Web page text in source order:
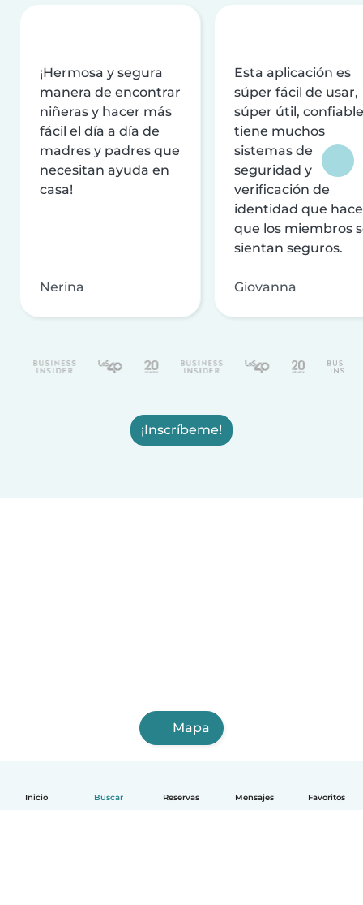
Inicio Buscar Reservas Mensajes Favoritos
¡Hermosa y segura
manera de encontrar
niñeras y hacer más
fácil el día a día de
madres y padres que
necesitan ayuda en
casa!
Nerina
Esta aplicación es
súper fácil de usar,
súper útil,
tiene muchos
sistemas de
seguridad y
verificación de
identidad que
que los miembros
sientan seguros.
Giovanna
¡Inscríbeme!
Mapa